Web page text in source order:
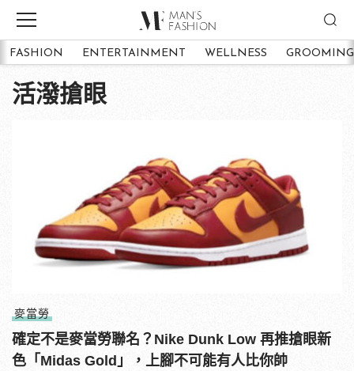
FASHION ENTERTAINMENT WELLNESS GROOMING
活潑搶眼
麥當勞
確定不是麥當勞聯名？Nike Dunk Low 再推搶眼新
色「Midas Gold」，上腳不可能有人比你帥